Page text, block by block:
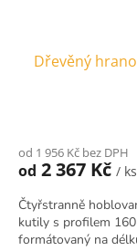
Dřevěný
od 1 956 Kč bez DPH
od 2 367 Kč / ks
Čtyřstranně
kutily s profilem
formátovaný na